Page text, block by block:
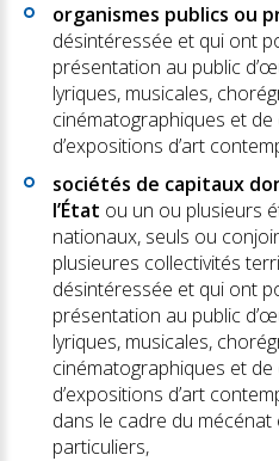
organismes publics ou
désintéressée et qui ont
présentation au public
lyriques, musicales,
cinématographiques et de
d’expositions d’art
sociétés de capitaux
l’État ou un ou plusieurs
nationaux, seuls ou
plusieures collectivités
désintéressée et qui ont
présentation au public
lyriques, musicales,
cinématographiques et de
d’expositions d’art
dans le cadre du
particuliers,